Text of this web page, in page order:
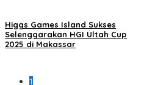
Higgs Games Island Sukses
Selenggarakan HGI Ultah Cup
2025 di Makassar
1